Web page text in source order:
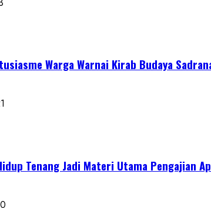
Warga Warnai Kirab Budaya
Tenang Jadi Materi Utama Pengajian